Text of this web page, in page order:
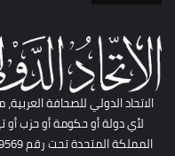
الاتحاد الدولي للصحافة
لأي دولة أو حكومة أو حزب